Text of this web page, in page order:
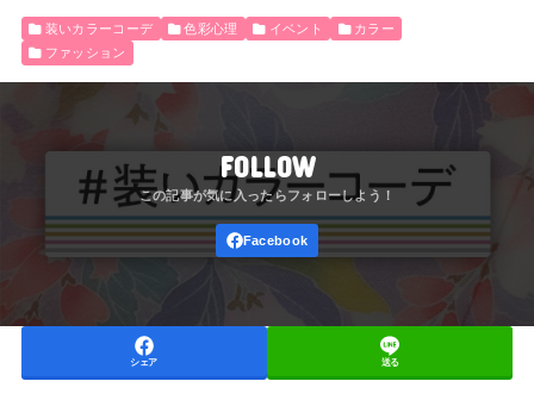
装いカラーコーデ 色彩心理 イベント
カラー
ファッション
FOLLOW
シェア 送る